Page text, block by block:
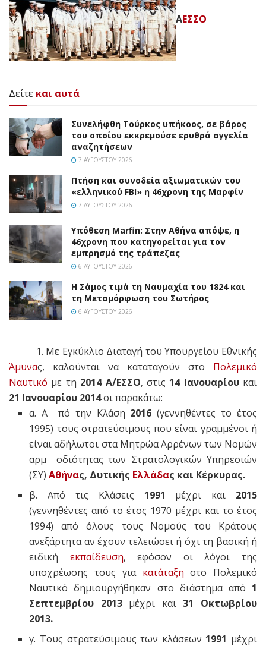
A΄ΕΣΣΟ
Δείτε και αυτά
Συνελήφθη Τούρκος υπήκοος, σε βάρος
του οποίου εκκρεμούσε ερυθρά αγγελία
αναζητήσεων
7 ΑΥΓΟΎΣΤΟΥ 2026
Πτήση και συνοδεία αξιωματικών του
«ελληνικού FBI» η 46χρονη της Μαρφίν
7 ΑΥΓΟΎΣΤΟΥ 2026
Υπόθεση Marfin: Στην Αθήνα απόψε, η
46χρονη που κατηγορείται για τον
εμπρησμό της τράπεζας
6 ΑΥΓΟΎΣΤΟΥ 2026
Η Σάμος τιμά τη Ναυμαχία του 1824 και
τη Μεταμόρφωση του Σωτήρος
6 ΑΥΓΟΎΣΤΟΥ 2026
1. Με Εγκύκλιο Διαταγή του Υπουργείου Εθνικής
Άμυνας, καλούνται να καταταγούν στο Πολεμικό
Ναυτικό με τη 2014 A΄/ΕΣΣΟ, στις 14 Ιανουαρίουκαι
21 Ιανουαρίου 2014οι παρακάτω:
α. Α
πό την Κλάση 2016 (γεννηθέντες το έτος
1995) τους στρατεύσιμους που είναι γραμμένοι ή
είναι αδήλωτοι στα Μητρώα Αρρένων των Νομών
αρμ
οδιότητας των Στρατολογικών Υπηρεσιών
(ΣΥ)Αθήνας, Δυτικής Ελλάδας και Κέρκυρας.
β. Από τις Κλάσεις 1991 μέχρι και 2015
(γεννηθέντες από το έτος 1970 μέχρι και το έτος
1994) από όλους τους Νομούς του Κράτους
ανεξάρτητα αν έχουν τελειώσει ή όχι τη βασική ή
ειδική εκπαίδευση, εφόσον οι λόγοι της
υποχρέωσης τους για κατάταξη στο Πολεμικό
Ναυτικό δημιουργήθηκαν στο διάστημα από 1
Σεπτεμβρίου 2013μέχρι και31 Οκτωβρίου
2013.
γ. Τους στρατεύσιμους των κλάσεων 1991 μέχρι